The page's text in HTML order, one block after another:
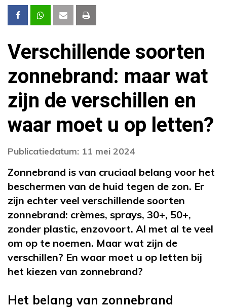
Verschillende soorten
zonnebrand: maar wat
zijn de verschillen en
waar moet u op letten?
Publicatiedatum: 11 mei 2024
Zonnebrand is van cruciaal belang voor het
beschermen van de huid tegen de zon. Er
zijn echter veel verschillende soorten
zonnebrand: crèmes, sprays, 30+, 50+,
zonder plastic, enzovoort. Al met al te veel
om op te noemen. Maar wat zijn de
verschillen? En waar moet u op letten bij
het kiezen van zonnebrand?
Het belang van zonnebrand